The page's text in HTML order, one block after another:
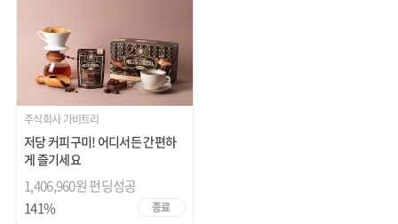
주식회사 가비트리
저당 커피구미! 어디서든 간편하
게 즐기세요
1,406,960원 펀딩성공
종료
141%